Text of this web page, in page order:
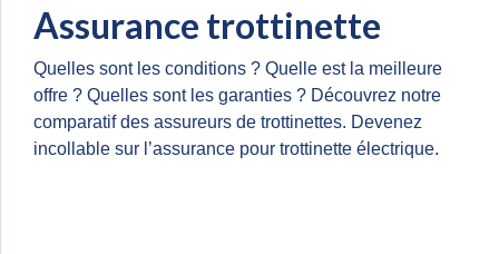
Assurance trottinette
Quelles sont les conditions ? Quelle est la meilleure
offre ? Quelles sont les garanties ? Découvrez notre
comparatif des assureurs de trottinettes. Devenez
incollable sur l’assurance pour trottinette électrique.